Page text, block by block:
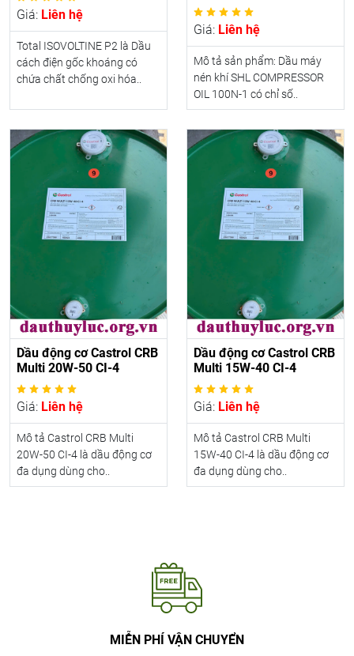
Giá: Liên hệ
Total ISOVOLTINE P2 là Dầu
cách điện gốc khoáng có
chứa chất chống oxi hóa..
Giá: Liên hệ
Mô tả sản phẩm: Dầu máy
nén khí SHL COMPRESSOR
OIL 100N-1 có chỉ số..
Dầu động cơ Castrol CRB
Multi 20W-50 CI-4
Giá: Liên hệ
Mô tả Castrol CRB Multi
20W-50 CI-4 là dầu động cơ
đa dụng dùng cho..
Dầu động cơ Castrol CRB
Multi 15W-40 CI-4
Giá: Liên hệ
Mô tả Castrol CRB Multi
15W-40 CI-4 là dầu động cơ
đa dụng dùng cho..
MIỄN PHÍ VẬN CHUYỂN